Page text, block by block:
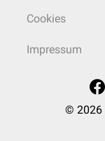
Cookies
Impressum
© 2026